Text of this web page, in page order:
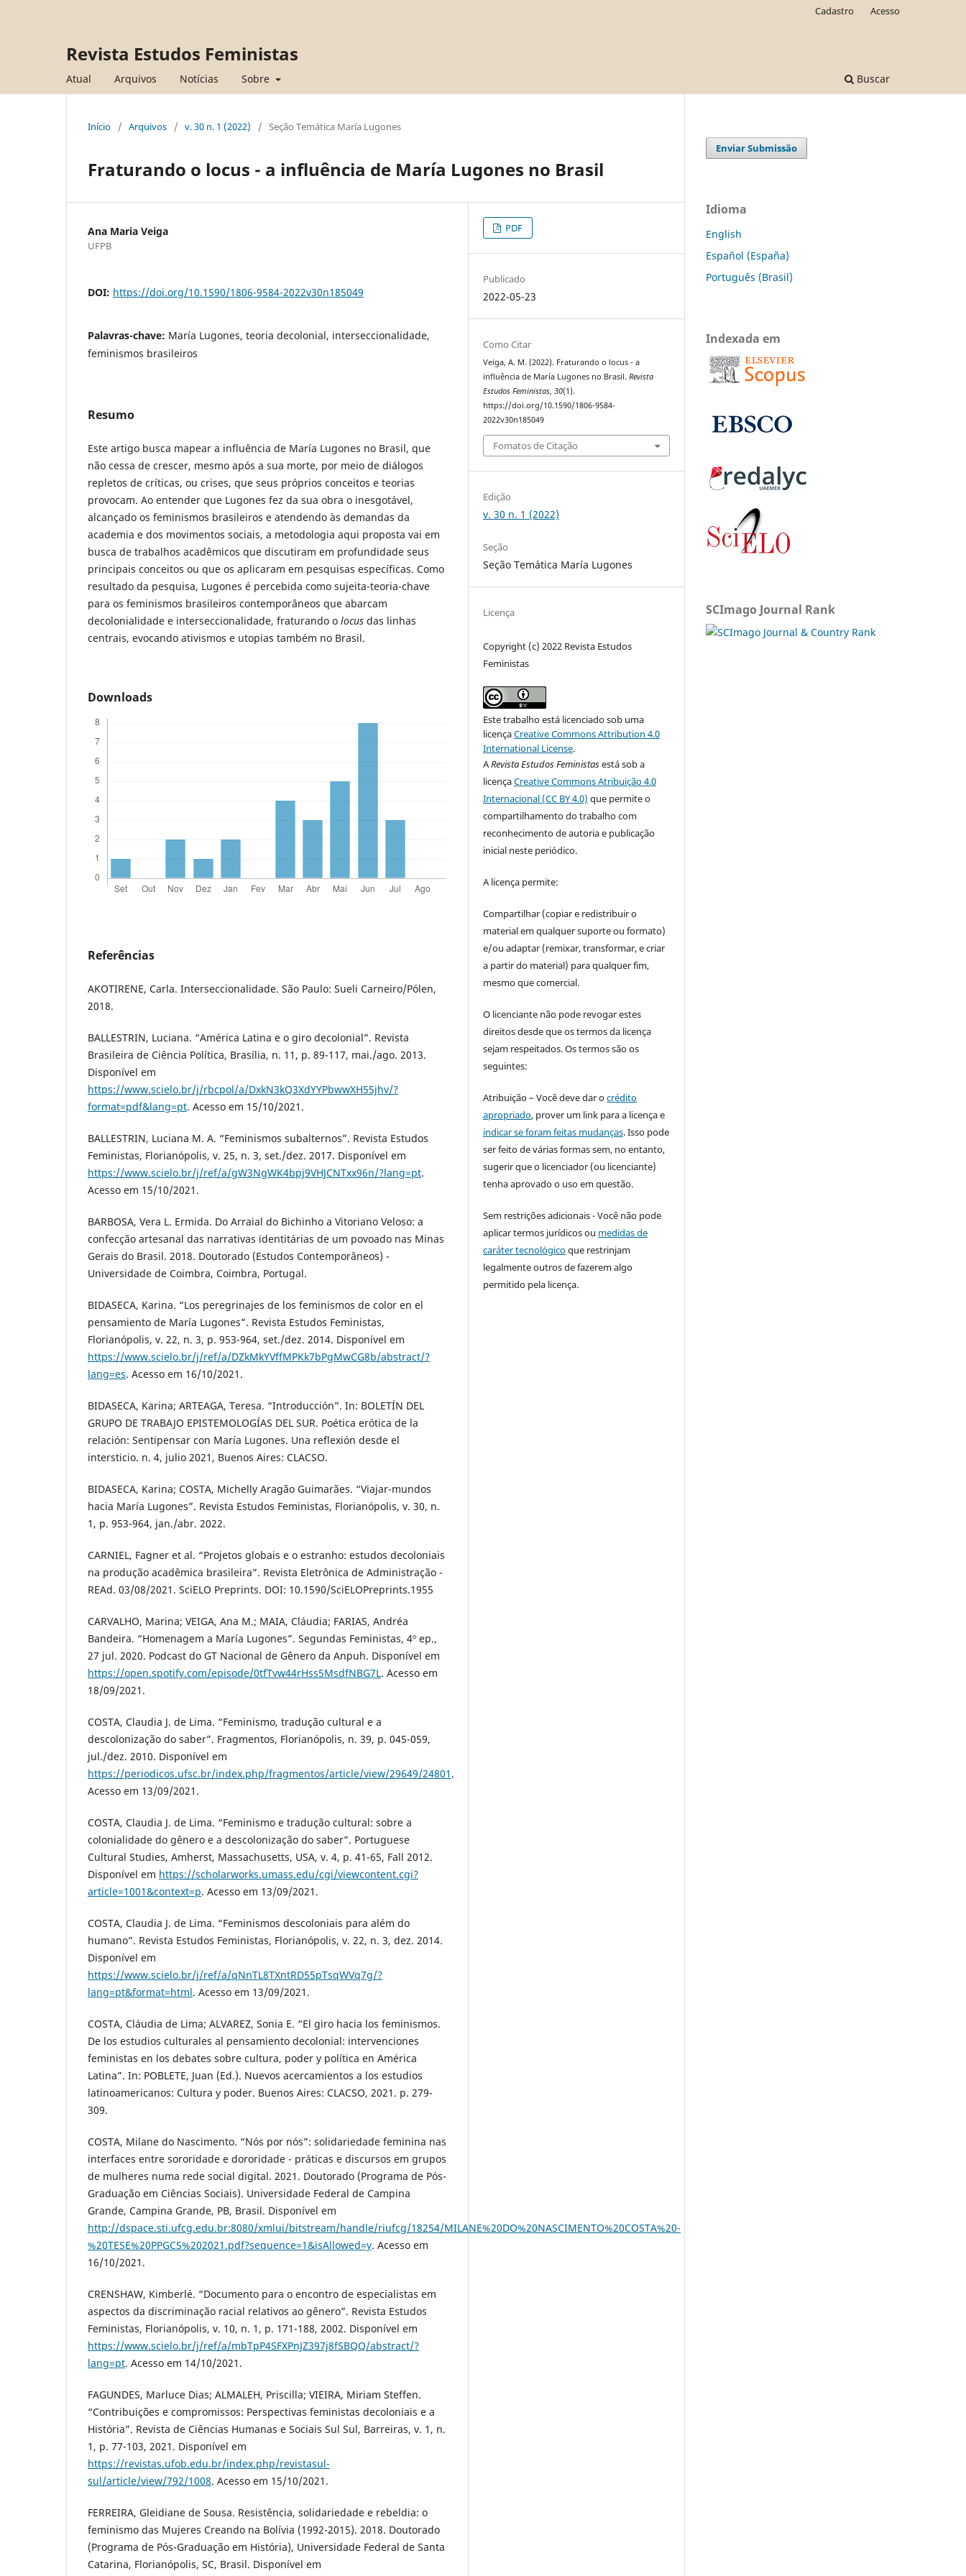
Revista Estudos Feministas
Atual Arquivos Notícias Sobre Buscar
Cadastro Acesso
Início / Arquivos / v. 30 n. 1 (2022) / Seção Temática María Lugones
Fraturando o locus - a influência de María Lugones no Brasil
Ana Maria Veiga
UFPB
DOI: https://doi.org/10.1590/1806-9584-2022v30n185049
Palavras-chave: María Lugones, teoria decolonial, interseccionalidade,
feminismos brasileiros
Resumo
Este artigo busca mapear a influência de María Lugones no Brasil, que
não cessa de crescer, mesmo após a sua morte, por meio de diálogos
repletos de críticas, ou crises, que seus próprios conceitos e teorias
provocam. Ao entender que Lugones fez da sua obra o inesgotável,
alcançado os feminismos brasileiros e atendendo às demandas da
academia e dos movimentos sociais, a metodologia aqui proposta vai em
busca de trabalhos acadêmicos que discutiram em profundidade seus
principais conceitos ou que os aplicaram em pesquisas específicas. Como
resultado da pesquisa, Lugones é percebida como sujeita-teoria-chave
para os feminismos brasileiros contemporâneos que abarcam
decolonialidade e interseccionalidade, fraturando o locus das linhas
centrais, evocando ativismos e utopias também no Brasil.
Downloads
Referências
AKOTIRENE, Carla. Interseccionalidade. São Paulo: Sueli Carneiro/Pólen,
2018.
BALLESTRIN, Luciana. “América Latina e o giro decolonial”. Revista
Brasileira de Ciência Política, Brasília, n. 11, p. 89-117, mai./ago. 2013.
Disponível em
https://www.scielo.br/j/rbcpol/a/DxkN3kQ3XdYYPbwwXH55jhv/?
format=pdf&lang=pt. Acesso em 15/10/2021.
BALLESTRIN, Luciana M. A. “Feminismos subalternos”. Revista Estudos
Feministas, Florianópolis, v. 25, n. 3, set./dez. 2017. Disponível em
https://www.scielo.br/j/ref/a/gW3NgWK4bpj9VHJCNTxx96n/?lang=pt.
Acesso em 15/10/2021.
BARBOSA, Vera L. Ermida. Do Arraial do Bichinho a Vitoriano Veloso: a
confecção artesanal das narrativas identitárias de um povoado nas Minas
Gerais do Brasil. 2018. Doutorado (Estudos Contemporâneos) -
Universidade de Coimbra, Coimbra, Portugal.
BIDASECA, Karina. “Los peregrinajes de los feminismos de color en el
pensamiento de María Lugones”. Revista Estudos Feministas,
Florianópolis, v. 22, n. 3, p. 953-964, set./dez. 2014. Disponível em
https://www.scielo.br/j/ref/a/DZkMkYVffMPKk7bPgMwCG8b/abstract/?
lang=es. Acesso em 16/10/2021.
BIDASECA, Karina; ARTEAGA, Teresa. “Introducción”. In: BOLETÍN DEL
GRUPO DE TRABAJO EPISTEMOLOGÍAS DEL SUR. Poética erótica de la
relación: Sentipensar con María Lugones. Una reflexión desde el
intersticio. n. 4, julio 2021, Buenos Aires: CLACSO.
BIDASECA, Karina; COSTA, Michelly Aragão Guimarães. “Viajar-mundos
hacia María Lugones”. Revista Estudos Feministas, Florianópolis, v. 30, n.
1, p. 953-964, jan./abr. 2022.
CARNIEL, Fagner et al. “Projetos globais e o estranho: estudos decoloniais
na produção acadêmica brasileira”. Revista Eletrônica de Administração -
REAd. 03/08/2021. SciELO Preprints. DOI: 10.1590/SciELOPreprints.1955
CARVALHO, Marina; VEIGA, Ana M.; MAIA, Cláudia; FARIAS, Andréa
Bandeira. “Homenagem a María Lugones”. Segundas Feministas, 4º ep.,
27 jul. 2020. Podcast do GT Nacional de Gênero da Anpuh. Disponível em
https://open.spotify.com/episode/0tfTvw44rHss5MsdfNBG7L. Acesso em
18/09/2021.
COSTA, Claudia J. de Lima. “Feminismo, tradução cultural e a
descolonização do saber”. Fragmentos, Florianópolis, n. 39, p. 045-059,
jul./dez. 2010. Disponível em
https://periodicos.ufsc.br/index.php/fragmentos/article/view/29649/24801 .
Acesso em 13/09/2021.
COSTA, Claudia J. de Lima. “Feminismo e tradução cultural: sobre a
colonialidade do gênero e a descolonização do saber”. Portuguese
Cultural Studies, Amherst, Massachusetts, USA, v. 4, p. 41-65, Fall 2012.
Disponível em https://scholarworks.umass.edu/cgi/viewcontent.cgi?
article=1001&context=p. Acesso em 13/09/2021.
COSTA, Claudia J. de Lima. “Feminismos descoloniais para além do
humano”. Revista Estudos Feministas, Florianópolis, v. 22, n. 3, dez. 2014.
Disponível em
https://www.scielo.br/j/ref/a/qNnTL8TXntRD55pTsqWVq7g/?
lang=pt&format=html. Acesso em 13/09/2021.
COSTA, Cláudia de Lima; ALVAREZ, Sonia E. “El giro hacia los feminismos.
De los estudios culturales al pensamiento decolonial: intervenciones
feministas en los debates sobre cultura, poder y política en América
Latina”. In: POBLETE, Juan (Ed.). Nuevos acercamientos a los estudios
latinoamericanos: Cultura y poder. Buenos Aires: CLACSO, 2021. p. 279-
309.
COSTA, Milane do Nascimento. “Nós por nós”: solidariedade feminina nas
interfaces entre sororidade e dororidade - práticas e discursos em grupos
de mulheres numa rede social digital. 2021. Doutorado (Programa de Pós-
Graduação em Ciências Sociais). Universidade Federal de Campina
Grande, Campina Grande, PB, Brasil. Disponível em
http://dspace.sti.ufcg.edu.br:8080/xmlui/bitstream/handle/riufcg/18254/MILANE%20DO%20NASCIMENTO%20COSTA%20-
%20TESE%20PPGCS%202021.pdf?sequence=1&isAllowed=y. Acesso em
16/10/2021.
CRENSHAW, Kimberlé. “Documento para o encontro de especialistas em
aspectos da discriminação racial relativos ao gênero”. Revista Estudos
Feministas, Florianópolis, v. 10, n. 1, p. 171-188, 2002. Disponível em
https://www.scielo.br/j/ref/a/mbTpP4SFXPnJZ397j8fSBQQ/abstract/?
lang=pt. Acesso em 14/10/2021.
FAGUNDES, Marluce Dias; ALMALEH, Priscilla; VIEIRA, Miriam Steffen.
“Contribuições e compromissos: Perspectivas feministas decoloniais e a
História”. Revista de Ciências Humanas e Sociais Sul Sul, Barreiras, v. 1, n.
1, p. 77-103, 2021. Disponível em
https://revistas.ufob.edu.br/index.php/revistasul-
sul/article/view/792/1008. Acesso em 15/10/2021.
FERREIRA, Gleidiane de Sousa. Resistência, solidariedade e rebeldia: o
feminismo das Mujeres Creando na Bolívia (1992-2015). 2018. Doutorado
(Programa de Pós-Graduação em História), Universidade Federal de Santa
Catarina, Florianópolis, SC, Brasil. Disponível em
PDF
Publicado
2022-05-23
Como Citar
Veiga, A. M. (2022). Fraturando o locus - a
influência de María Lugones no Brasil.Revista
Estudos Feministas,30(1).
https://doi.org/10.1590/1806-9584-
2022v30n185049
Fomatos de Citação
Edição
v. 30 n. 1 (2022)
Seção
Seção Temática María Lugones
Licença
Copyright (c) 2022 Revista Estudos
Feministas
Este trabalho está licenciado sob uma
licençaCreative Commons Attribution 4.0
International License.
ARevista Estudos Feministasestá sob a
licençaCreative Commons Atribuição 4.0
Internacional (CC BY 4.0) que permite o
compartilhamento do trabalho com
reconhecimento de autoria e publicação
inicial neste periódico.
A licença permite:
Compartilhar (copiar e redistribuir o
material em qualquer suporte ou formato)
e/ou adaptar (remixar, transformar, e criar
a partir do material) para qualquer fim,
mesmo que comercial.
O licenciante não pode revogar estes
direitos desde que os termos da licença
sejam respeitados. Os termos são os
seguintes:
Atribuição – Você deve dar ocrédito
apropriado, prover um link para a licença e
indicar se foram feitas mudanças. Isso pode
ser feito de várias formas sem, no entanto,
sugerir que o licenciador (ou licenciante)
tenha aprovado o uso em questão.
Sem restrições adicionais - Você não pode
aplicar termos jurídicos ou medidas de
caráter tecnológicoque restrinjam
legalmente outros de fazerem algo
permitido pela licença.
Enviar Submissão
Idioma
English
Español (España)
Português (Brasil)
Indexada em
SCImago Journal Rank